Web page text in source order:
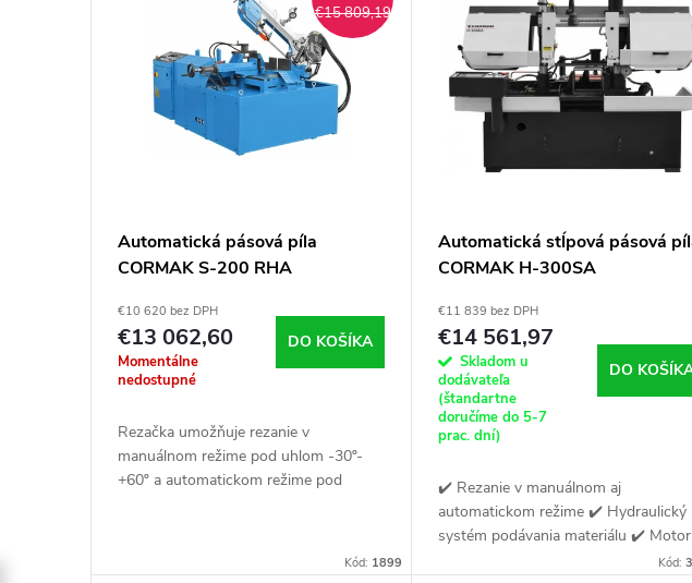
v
t
€15 809,19
Automatická pásová píla
CORMAK S-200 RHA
€10 620 bez DPH
€13 062,60
Momentálne
nedostupné
DO KOŠÍKA
Rezačka umožňuje rezanie v
manuálnom režime pod uhlom -30º-
+60º a automatickom režime pod
Kód: 1899
Automatická stĺpová pásová
CORMAK H-300SA
€11 839 bez DPH
€14 561,97
Skladom u
dodávateľa
(štandartne
doručíme do 5-7
prac. dní)
DO
✔️ Rezanie v manuálnom aj
automatickom režime ✔️ Hydraulický
systém podávania materiálu ✔️ Motor
Kód: